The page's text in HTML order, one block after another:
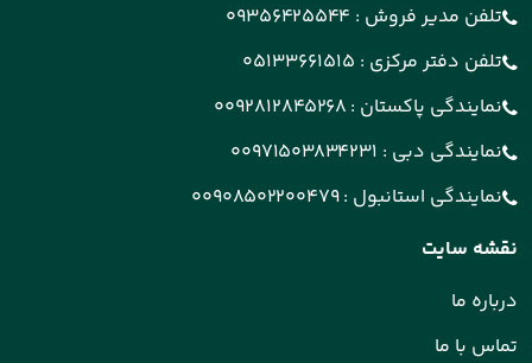
تلفن مدیر فروش : 09356425544
تلفن دفتر مرکزی : 05133661515
نمایندگی پاکستان : 0092812845268
نمایندگی دبی : 00971503834231
نمایندگی استانبول :00908502200479
نقشه سایت
درباره ما
تماس با ما